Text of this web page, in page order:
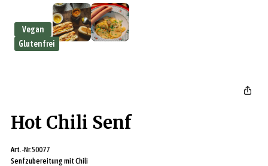
Vegan
Glutenfrei
Hot Chili Senf
Art.-Nr.50077
Senfzubereitung mit Chili